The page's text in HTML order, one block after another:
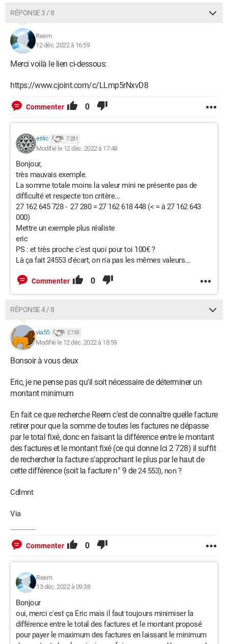
RÉPONSE 3 / 8
Reem
12 déc. 2022 à 16:59
Merci voilà le lien ci-dessous:
https://www.cjoint.com/c/LLmp5rNxvD8
Commenter 0
eriiic 7 281
Modifié le 12 déc. 2022 à 17:48
Bonjour,
très mauvais exemple.
La somme totale moins la valeur mini ne présente pas de
difficulté et respecte ton critère...
27 162 645 728 - 27 280 = 27 162 618 448 (< = à 27 162 643
000)
Mettre un exemple plus réaliste
eric
PS : et très proche c'est quoi pour toi 100€ ?
Là ça fait 24553 d'écart, on n'a pas les mêmes valeurs...
Commenter 0
RÉPONSE 4 / 8
via55 2 759
Modifié le 12 déc. 2022 à 18:59
Bonsoir à vous deux
Eric, je ne pense pas qu'il soit nécessaire de déterminer un
montant minimum
En fait ce que recherche Reem c'est de connaître quelle facture
retirer pour que la somme de toutes les factures ne dépasse
par le total fixé, donc en faisant la différence entre le montant
des factures et le montant fixé (ce qui donne Ici 2 728) il suffit
de rechercher la facture s'approchant le plus par le haut de
cette différence (soit la facture n° 9 de24 553), non ?
Cdlmnt
Via
Commenter 0
Reem
13 déc. 2022 à 09:38
Bonjour
oui, merci c'est ça Eric mais il faut toujours minimiser la
différence entre le total des factures et le montant proposé
pour payer le maximum des factures en laissant le minimum